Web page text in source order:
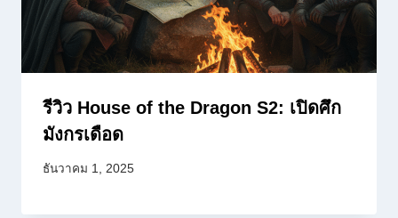
รีวิว House of the Dragon S2: เปิดศึก
มังกรเดือด
ธันวาคม 1, 2025